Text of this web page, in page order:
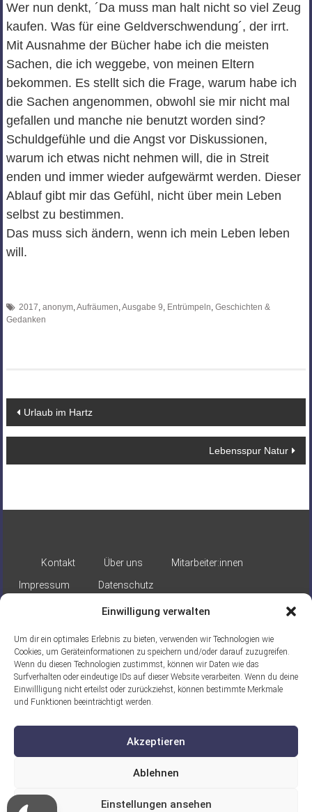
Einwilligung verwalten
Um dir ein optimales Erlebnis zu bieten, verwenden wir Technologien wie
Cookies, um Geräteinformationen zu speichern und/oder darauf zuzugreifen.
Wenn du diesen Technologien zustimmst, können wir Daten wie das
Surfverhalten oder eindeutige IDs auf dieser Website verarbeiten. Wenn du deine
Einwillligung nicht erteilst oder zurückziehst, können bestimmte Merkmale
und Funktionen beeinträchtigt werden.
Akzeptieren
Ablehnen
Einstellungen ansehen
Wer nun denkt, ´Da muss man halt nicht so viel Zeug
kaufen. Was für eine Geldverschwendung´, der irrt.
Mit Ausnahme der Bücher habe ich die meisten
Sachen, die ich weggebe, von meinen Eltern
bekommen. Es stellt sich die Frage, warum habe ich
die Sachen angenommen, obwohl sie mir nicht mal
gefallen und manche nie benutzt worden sind?
Schuldgefühle und die Angst vor Diskussionen,
warum ich etwas nicht nehmen will, die in Streit
enden und immer wieder aufgewärmt werden. Dieser
Ablauf gibt mir das Gefühl, nicht über mein Leben
selbst zu bestimmen.
Das muss sich ändern, wenn ich mein Leben leben
will.
2017, anonym,Aufräumen,Ausgabe 9, Entrümpeln, Geschichten &
Gedanken
Beitragsnavigation
Urlaub im Hartz
Lebensspur Natur
Kontakt Über uns
Mitarbeiter:innen
Impressum
Datenschutz
Gefördert durch:
Ein Projekt der ASB Seelische